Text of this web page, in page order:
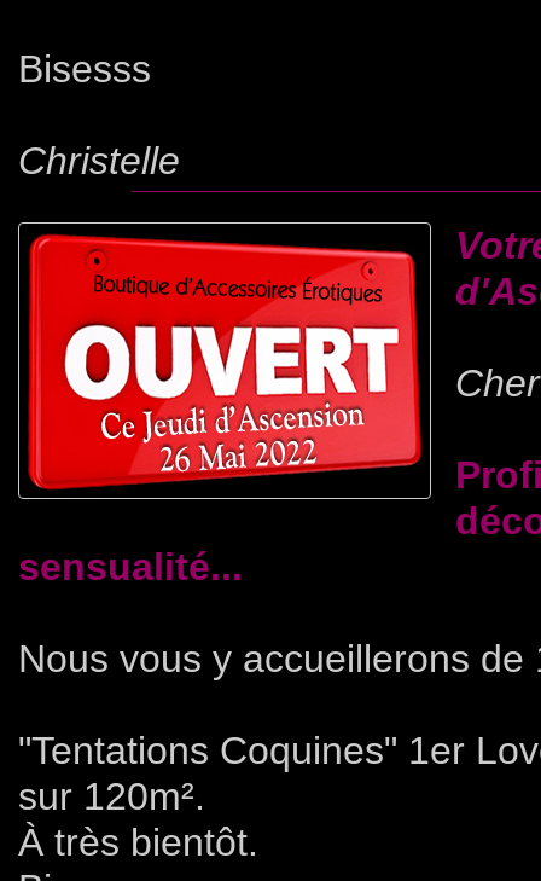
Bisesss
Christelle
sensualité...
Nous vous y accueillerons de
"Tentations Coquines" 1er
sur 120m².
À très bientôt.